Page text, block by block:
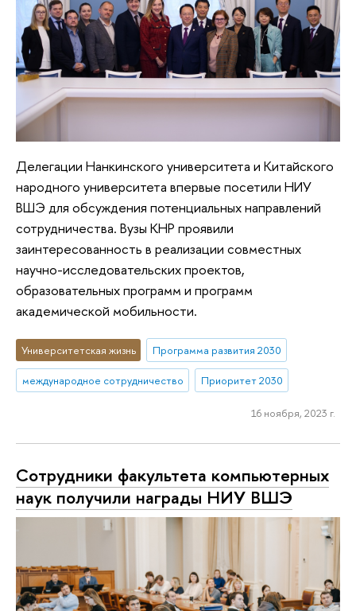
Делегации Нанкинского университета и Китайского
народного университета впервые посетили НИУ
ВШЭ для обсуждения потенциальных направлений
сотрудничества. Вузы КНР проявили
заинтересованность в реализации совместных
научно-исследовательских проектов,
образовательных программ и программ
академической мобильности.
Университетская жизнь Программа развития 2030
международное сотрудничество Приоритет 2030
16 ноября, 2023 г.
Сотрудники факультета компьютерных
наук получили награды НИУ ВШЭ